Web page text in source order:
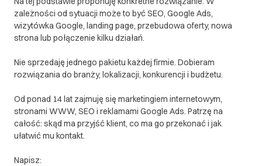
zależności od sytuacji może to być SEO, Google Ads,
wizytówka Google, landing page, przebudowa oferty, nowa
strona lub połączenie kilku działań.
Nie sprzedaję jednego pakietu każdej firmie. Dobieram
rozwiązania do branży, lokalizacji, konkurencji i budżetu.
Od ponad 14 lat zajmuję się marketingiem internetowym,
stronami WWW, SEO i reklamami Google Ads. Patrzę na
całość: skąd ma przyjść klient, co ma go przekonać i jak
ułatwić mu kontakt.
Napisz: